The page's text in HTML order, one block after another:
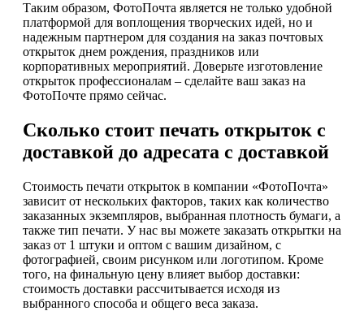
Таким образом, ФотоПочта является не только удобной
платформой для воплощения творческих идей, но и
надежным партнером для создания на заказ почтовых
открыток днем рождения, праздников или
корпоративных мероприятий. Доверьте изготовление
открыток профессионалам – сделайте ваш заказ на
ФотоПочте прямо сейчас.
Сколько стоит печать открыток с
доставкой до адресата с доставкой
Стоимость печати открыток в компании «ФотоПочта»
зависит от нескольких факторов, таких как количество
заказанных экземпляров, выбранная плотность бумаги, а
также тип печати. У нас вы можете заказать открытки на
заказ от 1 штуки и оптом с вашим дизайном, с
фотографией, своим рисунком или логотипом. Кроме
того, на финальную цену влияет выбор доставки:
стоимость доставки рассчитывается исходя из
выбранного способа и общего веса заказа.